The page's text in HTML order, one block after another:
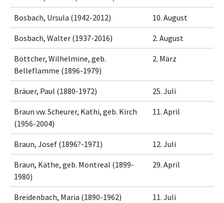
Bosbach, Ursula (1942-2012) 10. August
Bosbach, Walter (1937-2016) 2. August
Böttcher, Wilhelmine, geb.
Belleflamme (1896-1979)
2. März
Bräuer, Paul (1880-1972) 25. Juli
Braun vw. Scheurer, Kathi, geb. Kirch
(1956-2004)
11. April
Braun, Josef (1896?-1971) 12. Juli
Braun, Käthe, geb. Montreal (1899-
1980)
29. April
Breidenbach, Maria (1890-1962) 11. Juli